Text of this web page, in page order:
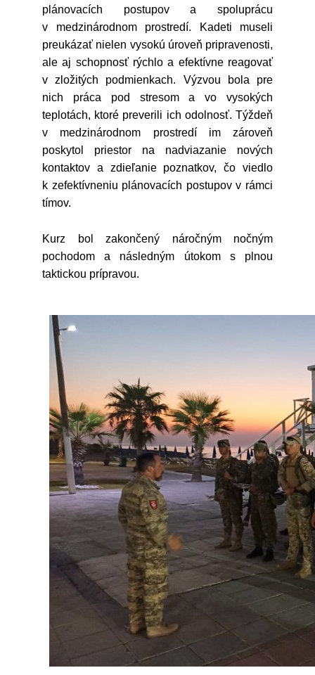
plánovacích postupov a spoluprácu
v medzinárodnom prostredí. Kadeti museli
preukázať nielen vysokú úroveň pripravenosti,
ale aj schopnosť rýchlo a efektívne reagovať
v zložitých podmienkach. Výzvou bola pre
nich práca pod stresom a vo vysokých
teplotách, ktoré preverili ich odolnosť. Týždeň
v medzinárodnom prostredí im zároveň
poskytol priestor na nadviazanie nových
kontaktov a zdieľanie poznatkov, čo viedlo
k zefektívneniu plánovacích postupov v rámci
tímov.
Kurz bol zakončený náročným nočným
pochodom a následným útokom s plnou
taktickou prípravou.